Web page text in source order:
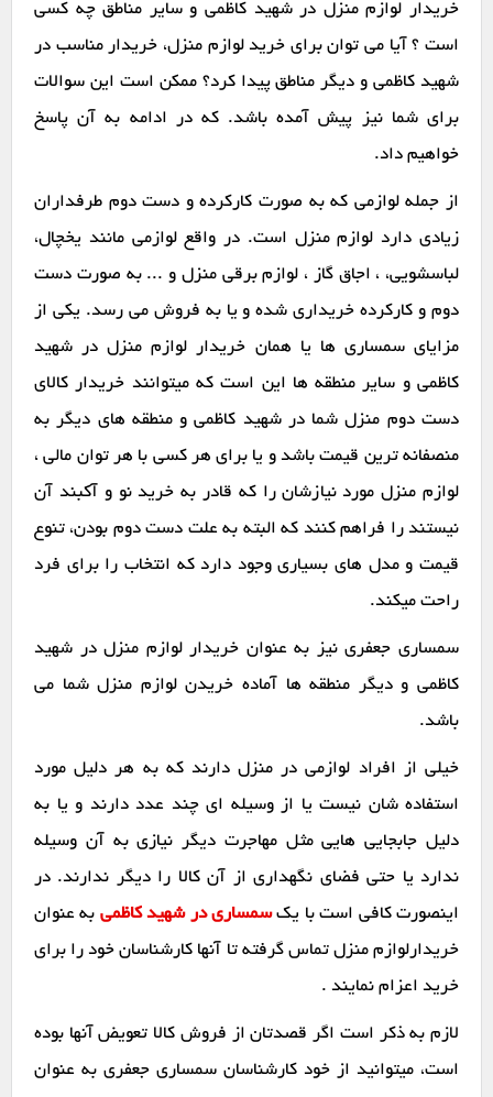
خریدار لوازم منزل در شهید کاظمی و سایر مناطق چه کسی
است ؟ آیا می توان برای خرید لوازم منزل، خریدار مناسب در
شهید کاظمی و دیگر مناطق پیدا کرد؟ ممکن است این سوالات
برای شما نیز پیش آمده باشد. که در ادامه به آن پاسخ
خواهیم داد.
از جمله لوازمی که به صورت کارکرده و دست دوم طرفداران
زیادی دارد لوازم منزل است. در واقع لوازمی مانند یخچال،
لباسشویی، ، اجاق گاز ، لوازم برقی منزل و ... به صورت دست
دوم و کارکرده خریداری شده و یا به فروش می رسد. یکی از
مزایای سمساری ها یا همان خریدار لوازم منزل در شهید
کاظمی و سایر منطقه ها این است که میتوانند خریدار کالای
دست دوم منزل شما در شهید کاظمی و منطقه های دیگر به
منصفانه ترین قیمت باشد و یا برای هر کسی با هر توان مالی ،
لوازم منزل مورد نیازشان را که قادر به خرید نو و آکبند آن
نیستند را فراهم کنند که البته به علت دست دوم بودن، تنوع
قیمت و مدل های بسیاری وجود دارد که انتخاب را برای فرد
راحت میکند.
سمساری جعفری نیز به عنوان خریدار لوازم منزل در شهید
کاظمی و دیگر منطقه ها آماده خریدن لوازم منزل شما می
باشد.
خیلی از افراد لوازمی در منزل دارند که به هر دلیل مورد
استفاده شان نیست یا از وسیله ای چند عدد دارند و یا به
دلیل جابجایی هایی مثل مهاجرت دیگر نیازی به آن وسیله
ندارد یا حتی فضای نگهداری از آن کالا را دیگر ندارند. در
اینصورت کافی است با یکسمساری در شهید کاظمی به عنوان
خریدارلوازم منزل تماس گرفته تا آنها کارشناسان خود را برای
خرید اعزام نمایند .
لازم به ذکر است اگر قصدتان از فروش کالا تعویض آنها بوده
است، میتوانید از خود کارشناسان سمساری جعفری به عنوان